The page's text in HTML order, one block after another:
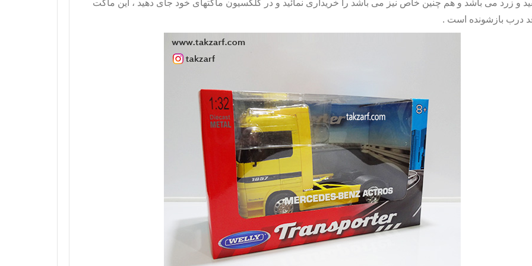
و زرد می باشد و هم چنین خاص نیز می باشد را خریداری نمائید و در کلکسیون ماکتهای خود جای دهید ، این ماکت
درب بازشونده است .